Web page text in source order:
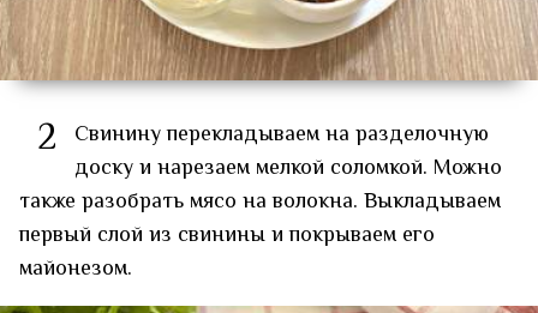
2
Свинину перекладываем на разделочную
доску и нарезаем мелкой соломкой. Можно
также разобрать мясо на волокна. Выкладываем
первый слой из свинины и покрываем его
майонезом.